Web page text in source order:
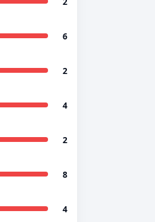
6
2
4
2
8
4